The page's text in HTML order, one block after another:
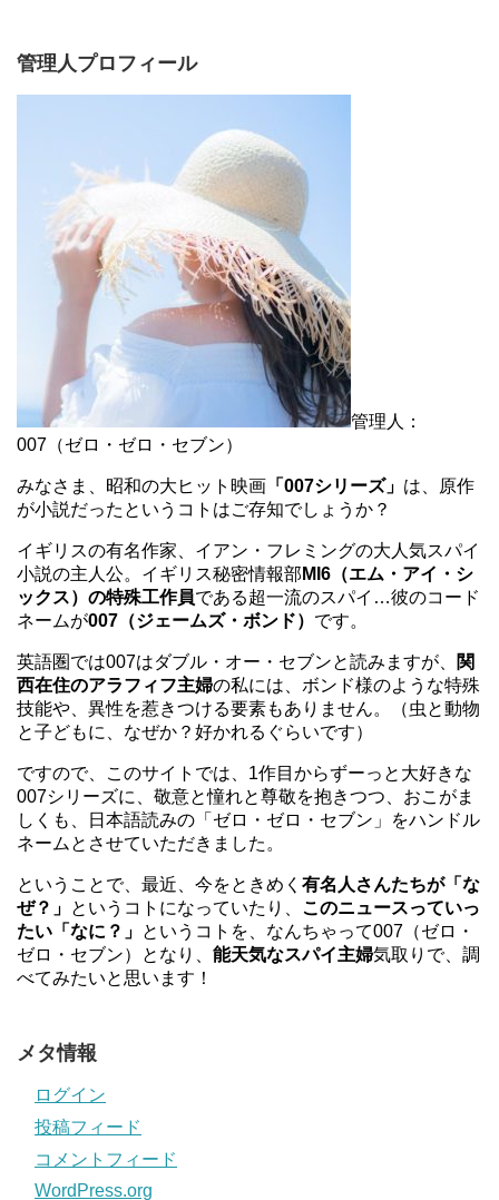
管理人プロフィール
管理人：
007（ゼロ・ゼロ・セブン）
みなさま、昭和の大ヒット映画 「007シリーズ」 は、原作
が小説だったというコトはご存知でしょうか？
イギリスの有名作家、イアン・フレミングの大人気スパイ
小説の主人公。イギリス秘密情報部 MI6（エム・アイ・シ
ックス）の特殊工作員である超一流のスパイ…彼のコード
ネームが007（ジェームズ・ボンド） です。
英語圏では007はダブル・オー・セブンと読みますが、
関
西在住のアラフィフ主婦の私には、ボンド様のような特殊
技能や、異性を惹きつける要素もありません。（虫と動物
と子どもに、なぜか？好かれるぐらいです）
ですので、このサイトでは、1作目からずーっと大好きな
007シリーズに、敬意と憧れと尊敬を抱きつつ、おこがま
しくも、日本語読みの「ゼロ・ゼロ・セブン」をハンドル
ネームとさせていただきました。
ということで、最近、今をときめく 有名人さんたちが「な
ぜ？」 というコトになっていたり、 このニュースっていっ
たい「なに？」 というコトを、なんちゃって007（ゼロ・
ゼロ・セブン）となり、 能天気なスパイ主婦気取りで、調
べてみたいと思います！
メタ情報
ログイン
投稿フィード
コメントフィード
WordPress.org